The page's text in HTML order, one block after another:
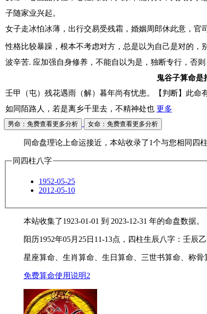
子随家业兴起。
女子走冰怕冰薄，出行交易受残霜，婚姻周郎休此意，官
性格比较暴躁，根本不考虑对方，总是以为自己是对的
波辛苦. 应加强自身修养，不能自以为是，独断专行，否
鬼谷子算命是
壬甲（屯）残花遇雨（解）暮年尚有忧患。【判断】此
如同陌路人，若是离乡千里去，不精神处也 更多
男命：免费查看更多分析 女命：免费查看更多分析
同命盘理论上命运接近，本站收录了1个与您相同四
同四柱八字
1952-05-25
2012-05-10
本站收集了1923-01-01 到 2023-12-31 年的命盘数据。
阳历1952年05月25日11-13点，四柱生辰八字：壬辰
星座算命、生肖算命、生日算命、三世书算命、称
免费算命使用说明2